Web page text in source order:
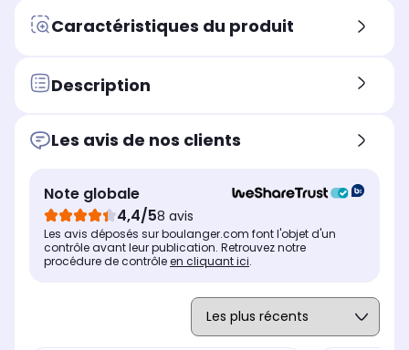
Caractéristiques du produit
Description
Les avis de nos clients
Note globale
4,4/58 avis
Les avis déposés sur boulanger.com font l'objet d'un
contrôle avant leur publication. Retrouvez notre
procédure de contrôleen cliquant ici.